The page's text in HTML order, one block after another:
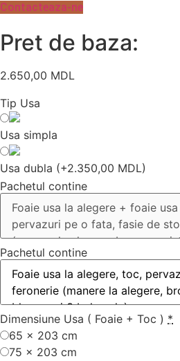
Contacteaza-ne
Pret de baza:
2.650,00 MDL
Tip Usa
Usa simpla
Usa dubla (+2.350,00 MDL)
Pachetul contine
Pachetul contine
Dimensiune Usa ( Foaie + Toc ) *
65 x 203 cm
75 x 203 cm